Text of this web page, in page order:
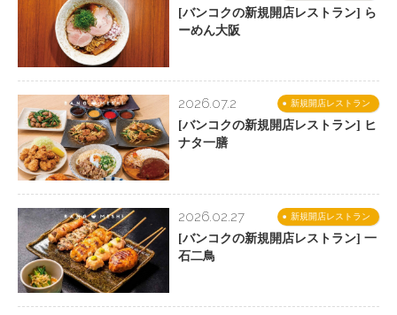
[バンコクの新規開店レストラン] ら
ーめん大阪
新規開店レストラン
2026.07.2
[バンコクの新規開店レストラン] ヒ
ナタ一膳
新規開店レストラン
2026.02.27
[バンコクの新規開店レストラン] 一
石二鳥